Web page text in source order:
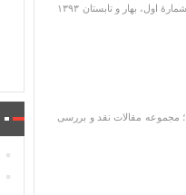
دوفصلنامۀ علمی- پژوهشی ویژۀ پژوهش های ادبی و متن شناختی؛ دورۀ جدید سال دوازدهم، شمارۀ اول، بهار و تابستان ۱۳۹۳
دو فصلنامۀ ویژۀ پژوهش های متن شناسی؛ دورۀ جدید، سال دوازدهم، ضمیمۀ ۳۶، سال ۱۳۹۳؛ مجموعه مقالات نقد و بررسی